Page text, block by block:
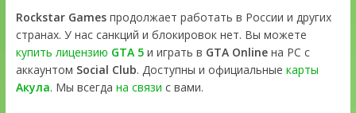
Rockstar Gamesпродолжает работать в России и других
странах. У нас санкций и блокировок нет. Вы можете
купить лицензию GTA 5и играть в GTA Onlineна PC с
аккаунтом Social Club. Доступны и официальные карты
Акула. Мы всегда на связи с вами.